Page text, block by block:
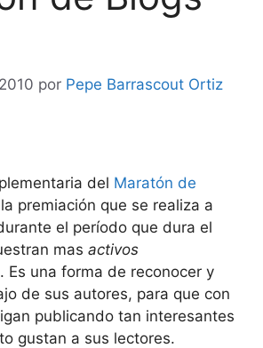
por Pepe Barrascout Ortiz
del Maratón de
premiación que se realiza a
el período que dura el
mas activos
. Es una forma de reconocer y
de sus autores, para que con
publicando tan interesantes
gustan a sus lectores.